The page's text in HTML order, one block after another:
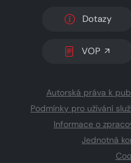
Dotazy
VOP
Autorská práva k
Podmínky pro užívání
Informace o
Jednotná